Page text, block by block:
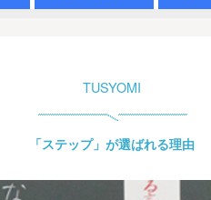
TUSYOMI
「ステップ」が選ばれる理由